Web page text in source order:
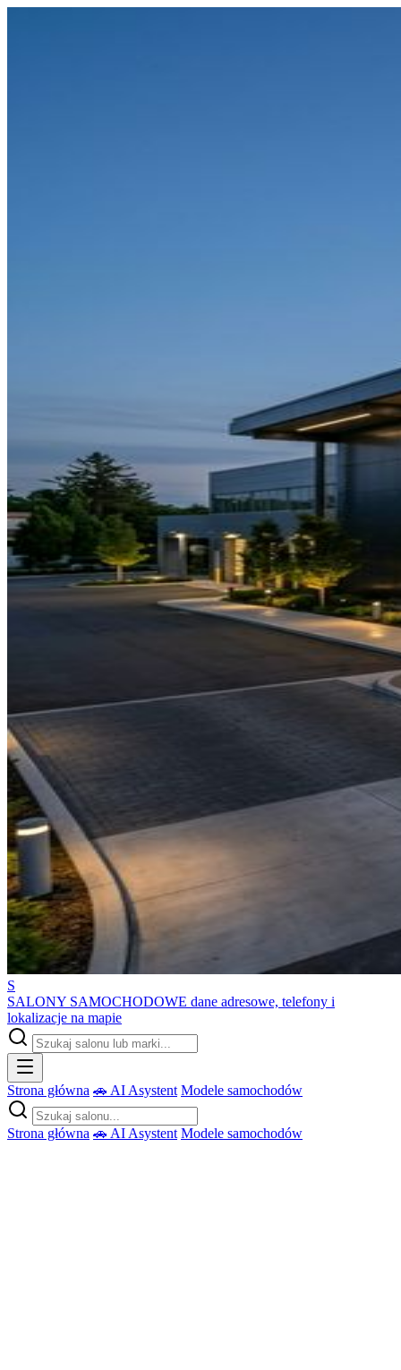
S
SALONY SAMOCHODOWE dane adresowe, telefony i
lokalizacje na mapie
Strona główna 🚗 AI Asystent Modele samochodów
Strona główna 🚗 AI Asystent Modele samochodów